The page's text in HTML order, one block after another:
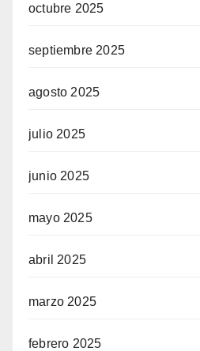
octubre 2025
septiembre 2025
agosto 2025
julio 2025
junio 2025
mayo 2025
abril 2025
marzo 2025
febrero 2025